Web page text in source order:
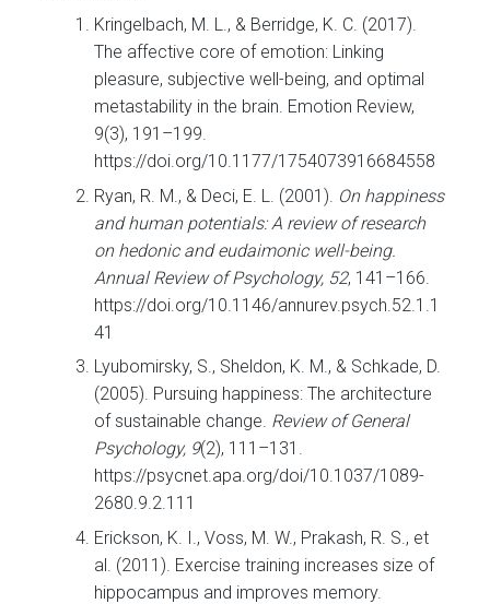
Kringelbach, M. L., & Berridge, K. C. (2017).
The affective core of emotion: Linking
pleasure, subjective well-being, and optimal
metastability in the brain. Emotion Review,
9(3), 191–199.
https://doi.org/10.1177/1754073916684558
Ryan, R. M., & Deci, E. L. (2001). On happiness
and human potentials: A review of research
on hedonic and eudaimonic well-being.
Annual Review of Psychology, 52, 141–166.
https://doi.org/10.1146/annurev.psych.52.1.1
41
Lyubomirsky, S., Sheldon, K. M., & Schkade, D.
(2005). Pursuing happiness: The architecture
of sustainable change. Review of General
Psychology, 9(2), 111–131.
https://psycnet.apa.org/doi/10.1037/1089-
2680.9.2.111
Erickson, K. I., Voss, M. W., Prakash, R. S., et
al. (2011). Exercise training increases size of
hippocampus and improves memory.